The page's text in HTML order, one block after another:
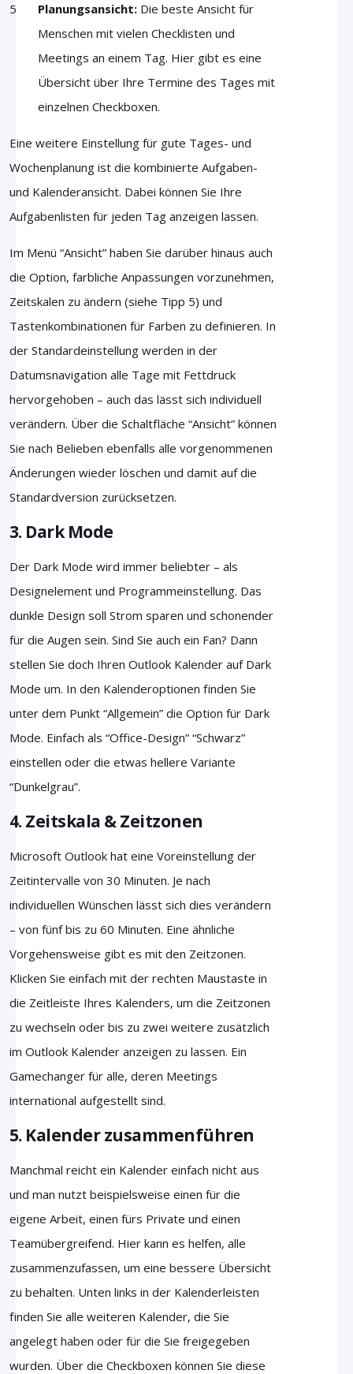
Planungsansicht: Die beste Ansicht für
Menschen mit vielen Checklisten und
Meetings an einem Tag. Hier gibt es eine
Übersicht über Ihre Termine des Tages mit
einzelnen Checkboxen.
Eine weitere Einstellung für gute Tages- und
Wochenplanung ist die kombinierte Aufgaben-
und Kalenderansicht. Dabei können Sie Ihre
Aufgabenlisten für jeden Tag anzeigen lassen.
Im Menü “Ansicht” haben Sie darüber hinaus auch
die Option, farbliche Anpassungen vorzunehmen,
Zeitskalen zu ändern (siehe Tipp 5) und
Tastenkombinationen für Farben zu definieren. In
der Standardeinstellung werden in der
Datumsnavigation alle Tage mit Fettdruck
hervorgehoben – auch das lässt sich individuell
verändern. Über die Schaltfläche “Ansicht” können
Sie nach Belieben ebenfalls alle vorgenommenen
Änderungen wieder löschen und damit auf die
Standardversion zurücksetzen.
3. Dark Mode
Der Dark Mode wird immer beliebter – als
Designelement und Programmeinstellung. Das
dunkle Design soll Strom sparen und schonender
für die Augen sein. Sind Sie auch ein Fan? Dann
stellen Sie doch Ihren Outlook Kalender auf Dark
Mode um. In den Kalenderoptionen finden Sie
unter dem Punkt “Allgemein” die Option für Dark
Mode. Einfach als “Office-Design” “Schwarz”
einstellen oder die etwas hellere Variante
“Dunkelgrau”.
4. Zeitskala & Zeitzonen
Microsoft Outlook hat eine Voreinstellung der
Zeitintervalle von 30 Minuten. Je nach
individuellen Wünschen lässt sich dies verändern
– von fünf bis zu 60 Minuten. Eine ähnliche
Vorgehensweise gibt es mit den Zeitzonen.
Klicken Sie einfach mit der rechten Maustaste in
die Zeitleiste Ihres Kalenders, um die Zeitzonen
zu wechseln oder bis zu zwei weitere zusätzlich
im Outlook Kalender anzeigen zu lassen. Ein
Gamechanger für alle, deren Meetings
international aufgestellt sind.
5. Kalender zusammenführen
Manchmal reicht ein Kalender einfach nicht aus
und man nutzt beispielsweise einen für die
eigene Arbeit, einen fürs Private und einen
Teamübergreifend. Hier kann es helfen, alle
zusammenzufassen, um eine bessere Übersicht
zu behalten. Unten links in der Kalenderleisten
finden Sie alle weiteren Kalender, die Sie
angelegt haben oder für die Sie freigegeben
wurden. Über die Checkboxen können Sie diese